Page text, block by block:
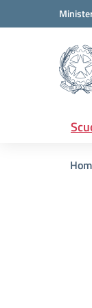
Vai ai contenuti
Vai al menu di